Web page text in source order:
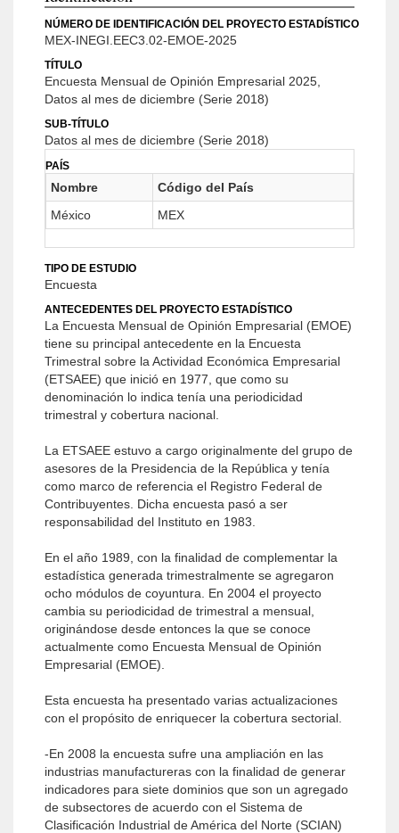
NÚMERO DE IDENTIFICACIÓN DEL PROYECTO ESTADÍSTICO
MEX-INEGI.EEC3.02-EMOE-2025
TÍTULO
Encuesta Mensual de Opinión Empresarial 2025,
Datos al mes de diciembre (Serie 2018)
SUB-TÍTULO
Datos al mes de diciembre (Serie 2018)
PAÍS
Nombre
Código del País
México
MEX
TIPO DE ESTUDIO
Encuesta
ANTECEDENTES DEL PROYECTO ESTADÍSTICO
La Encuesta Mensual de Opinión Empresarial (EMOE)
tiene su principal antecedente en la Encuesta
Trimestral sobre la Actividad Económica Empresarial
(ETSAEE) que inició en 1977, que como su
denominación lo indica tenía una periodicidad
trimestral y cobertura nacional.
La ETSAEE estuvo a cargo originalmente del grupo de
asesores de la Presidencia de la República y tenía
como marco de referencia el Registro Federal de
Contribuyentes. Dicha encuesta pasó a ser
responsabilidad del Instituto en 1983.
En el año 1989, con la finalidad de complementar la
estadística generada trimestralmente se agregaron
ocho módulos de coyuntura. En 2004 el proyecto
cambia su periodicidad de trimestral a mensual,
originándose desde entonces la que se conoce
actualmente como Encuesta Mensual de Opinión
Empresarial (EMOE).
Esta encuesta ha presentado varias actualizaciones
con el propósito de enriquecer la cobertura sectorial.
-En 2008 la encuesta sufre una ampliación en las
industrias manufactureras con la finalidad de generar
indicadores para siete dominios que son un agregado
de subsectores de acuerdo con el Sistema de
Clasificación Industrial de América del Norte (SCIAN)